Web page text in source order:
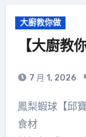
大廚教你做
【大廚教
7 月 1, 2026
鳳梨蝦球【邱
食材